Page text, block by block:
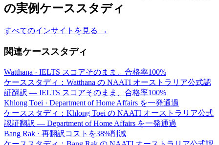
の実例ケーススタディ
すべてのインサイトを見る →
関連ケーススタディ
Watthana · IELTS スコアそのまま、合格率100%
ケーススタディ：Watthana の NAATI オーストラリア公式認
証翻訳 — IELTS スコアそのまま、合格率100%
Khlong Toei · Department of Home Affairs を一発通過
ケーススタディ：Khlong Toei の NAATI オーストラリア公式
認証翻訳 — Department of Home Affairs を一発通過
Bang Rak · 再翻訳コストを38%削減